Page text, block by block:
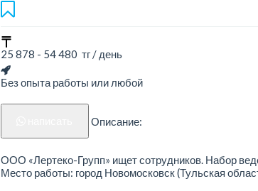
25 878 - 54 480 тг / день
Без опыта работы или любой
Описание:
ООО «Лертеко-Групп» ищет сотрудников. Набор
Место работы: город Новомосковск (Тульская